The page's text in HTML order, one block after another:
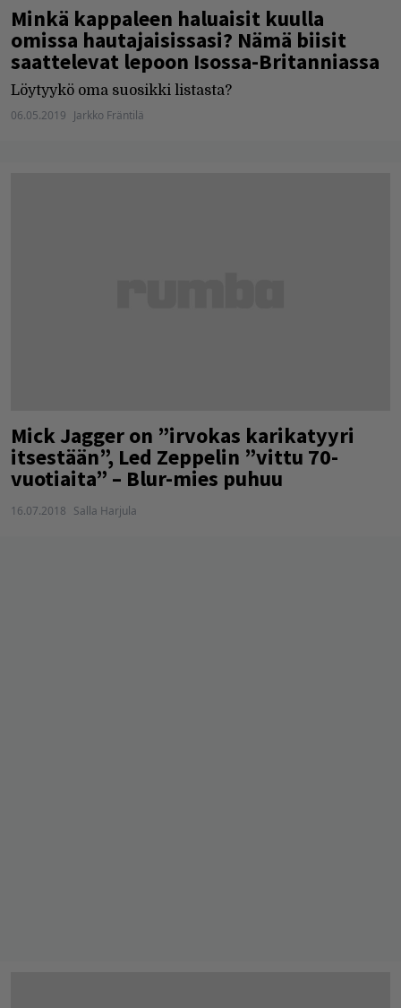
Minkä kappaleen haluaisit kuulla
omissa hautajaisissasi? Nämä biisit
saattelevat lepoon Isossa-Britanniassa
Löytyykö oma suosikki listasta?
06.05.2019 Jarkko Fräntilä
Mick Jagger on ”irvokas karikatyyri
itsestään”, Led Zeppelin ”vittu 70-
vuotiaita” – Blur-mies puhuu
16.07.2018 Salla Harjula